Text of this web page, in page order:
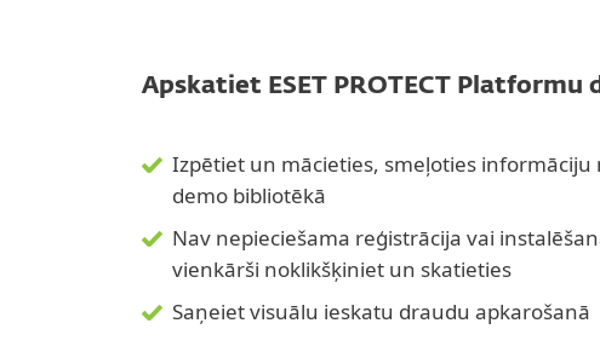
Apskatiet ESET PROTECT Platformu
Izpētiet un mācieties, smeļoties informāciju
demo bibliotēkā
Nav nepieciešama reģistrācija vai
vienkārši noklikšķiniet un skatieties
Saņeiet visuālu ieskatu draudu apkarošanā